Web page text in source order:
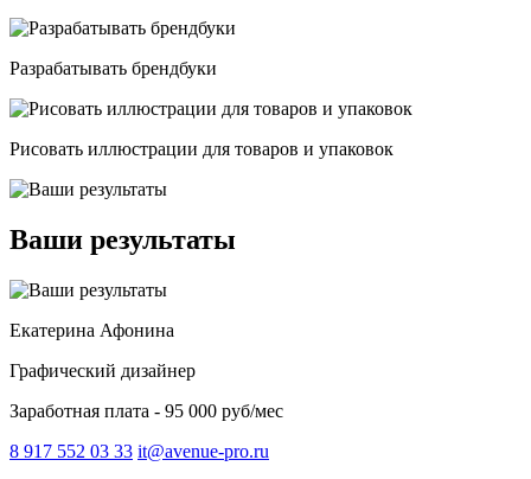
Разрабатывать брендбуки
Рисовать иллюстрации для товаров и упаковок
Ваши результаты
Екатерина Афонина
Графический дизайнер
Заработная плата - 95 000 руб/мес
8 917 552 03 33 it@avenue-pro.ru